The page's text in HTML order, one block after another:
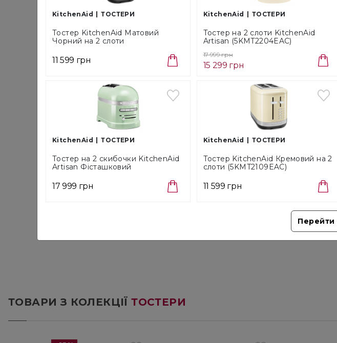
ТОВАРИ З КОЛЕКЦІЇТОСТЕРИ
KitchenAid ТОСТЕРИ
Тостер KitchenAid Матовий
Чорний на 2 слоти
11 599 грн
KitchenAid ТОСТЕРИ
Тостер на 2 слоти KitchenAid
Artisan (5KMT2204EAC)
17 999 грн
15 299 грн
KitchenAid ТОСТЕРИ
Тостер на 2 скибочки KitchenAid
Artisan Фісташковий
17 999 грн
KitchenAid ТОСТЕРИ
Тостер KitchenAid Кремовий на 2
слоти (5KMT2109EAC)
11 599 грн
Перейти